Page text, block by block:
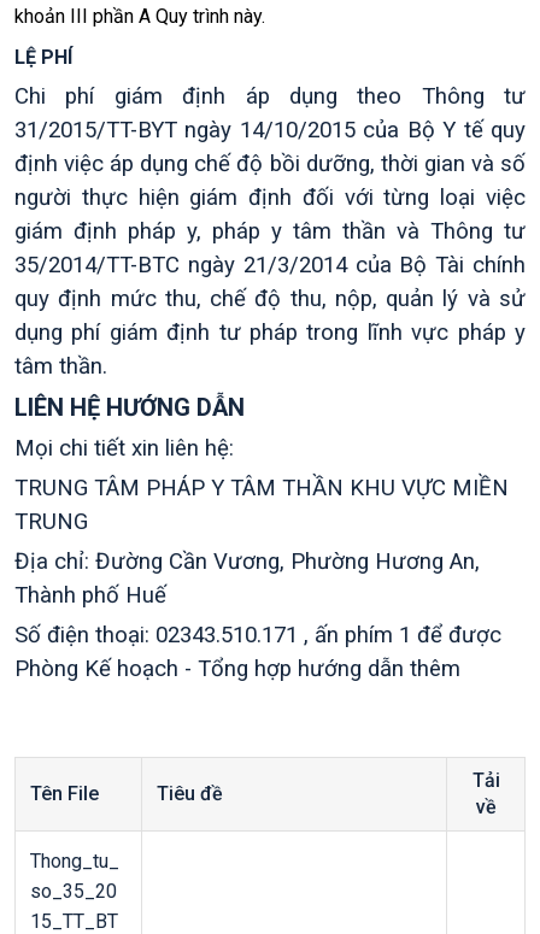
khoản III phần A Quy trình này.
LỆ PHÍ
Chi phí giám định áp dụng theo Thông tư
31/2015/TT-BYT ngày 14/10/2015 của Bộ Y tế quy
định việc áp dụng chế độ bồi dưỡng, thời gian và số
người thực hiện giám định đối với từng loại việc
giám định pháp y, pháp y tâm thần và Thông tư
35/2014/TT-BTC ngày 21/3/2014 của Bộ Tài chính
quy định mức thu, chế độ thu, nộp, quản lý và sử
dụng phí giám định tư pháp trong lĩnh vực pháp y
tâm thần.
LIÊN HỆ HƯỚNG DẪN
Mọi chi tiết xin liên hệ:
TRUNG TÂM PHÁP Y TÂM THẦN KHU VỰC MIỀN
TRUNG
Địa chỉ: Đường Cần Vương, Phường Hương An,
Thành phố Huế
Số điện thoại: 02343.510.171 , ấn phím 1 để được
Phòng Kế hoạch - Tổng hợp hướng dẫn thêm
Tên File Tiêu đề
Tải
về
Thong_tu_
so_35_20
15_TT_BT